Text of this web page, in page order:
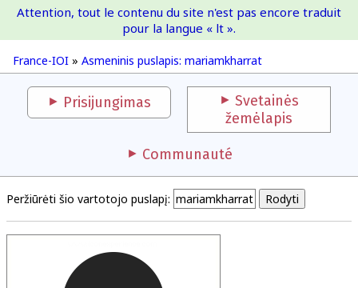
France-IOI
France-IOI » Asmeninis puslapis: mariamkharrat
Attention, tout le contenu du site n'est pas encore traduit
pour la langue « lt ».
Prisijungimas
Svetainės
žemėlapis
Communauté
Peržiūrėti šio vartotojo puslapį: